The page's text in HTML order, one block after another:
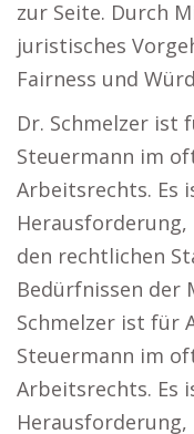
zur Seite. Durch
juristisches
Fairness und
Dr. Schmelzer ist
Steuermann im
Arbeitsrechts. Es
Herausforderung,
den rechtlichen
Bedürfnissen der
Schmelzer ist für
Steuermann im
Arbeitsrechts. Es
Herausforderung,